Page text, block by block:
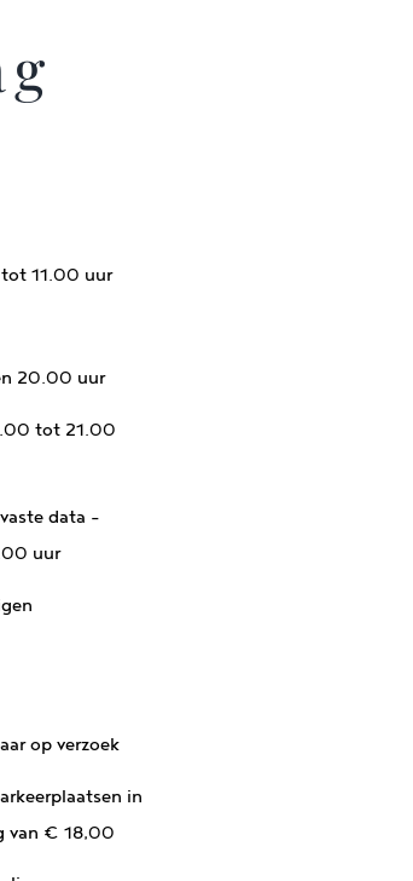
11.00 uur
20.00 uur
tot 21.00
data -
uur
op verzoek
in
van € 18,00